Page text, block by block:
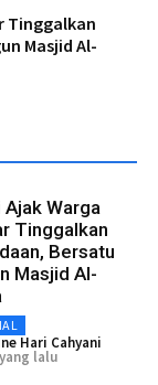
Tinggalkan
Masjid Al-
Ajak Warga
Tinggalkan
Bersatu
Masjid Al-
Hari Cahyani
lalu